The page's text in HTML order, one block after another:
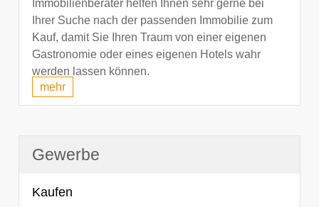
Immobilienberater helfen Ihnen sehr gerne bei
Ihrer Suche nach der passenden Immobilie zum
Kauf, damit Sie Ihren Traum von einer eigenen
Gastronomie oder eines eigenen Hotels wahr
werden lassen können.
mehr
Gewerbe
Kaufen